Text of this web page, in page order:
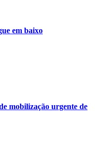
em baixo
mobilização urgente de